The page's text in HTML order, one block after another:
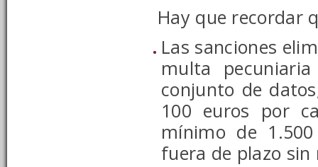
Hay que recordar
Las sanciones
multa
conjunto de
100 euros por
mínimo de
fuera de plazo